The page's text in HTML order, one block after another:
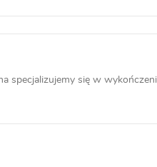
specjalizujemy się w